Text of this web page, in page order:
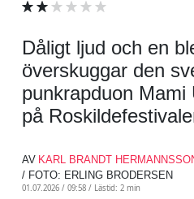
Dåligt ljud och en
överskuggar den
punkrapduon Mami
på
AV KARL BRANDT
/ FOTO: ERLING BRODERSEN
01.07.2026 / 09:58 / Lästid: 2 min